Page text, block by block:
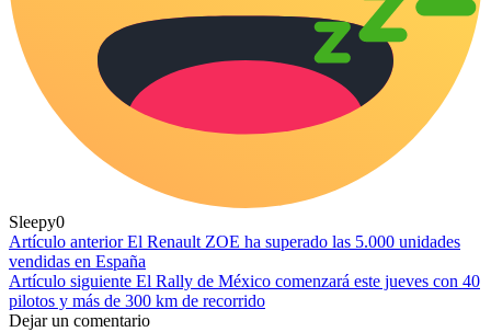
Sleepy0
Artículo anterior El Renault ZOE ha superado las 5.000 unidades
vendidas en España
Artículo siguiente El Rally de México comenzará este jueves con 40
pilotos y más de 300 km de recorrido
Dejar un comentario